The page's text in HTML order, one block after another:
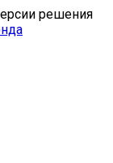
решения